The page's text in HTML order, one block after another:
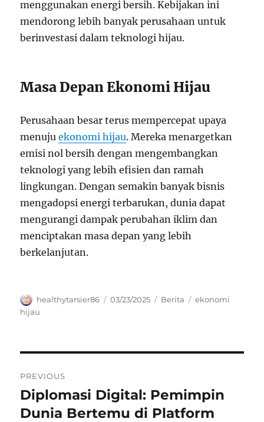
menggunakan energi bersih. Kebijakan ini
mendorong lebih banyak perusahaan untuk
berinvestasi dalam teknologi hijau.
Masa Depan Ekonomi Hijau
Perusahaan besar terus mempercepat upaya
menujuekonomi hijau. Mereka menargetkan
emisi nol bersih dengan mengembangkan
teknologi yang lebih efisien dan ramah
lingkungan. Dengan semakin banyak bisnis
mengadopsi energi terbarukan, dunia dapat
mengurangi dampak perubahan iklim dan
menciptakan masa depan yang lebih
berkelanjutan.
Author
healthytarsier86
Posted
03/23/2025 Categories
Berita Tags
ekonomi
hijau
pos
PREVIOUS
Previous
post:
Diplomasi Digital: Pemimpin
Dunia Bertemu di Platform